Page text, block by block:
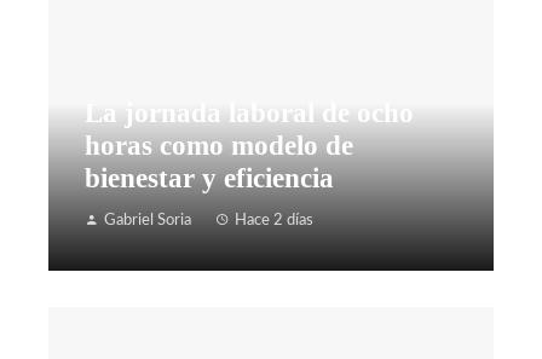
La jornada laboral de ocho
horas como modelo de
bienestar y eficiencia
Gabriel Soria Hace 2 días